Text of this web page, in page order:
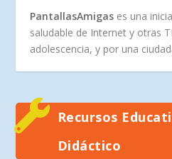
PantallasAmigas es una
saludable de Internet y otras
adolescencia, y por una
Recursos
Didáctico